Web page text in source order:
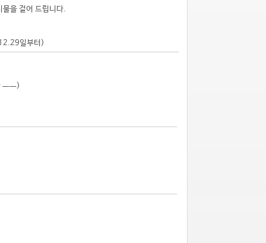
을 걸어 드립니다.
일부터)
ㅡㅡ)